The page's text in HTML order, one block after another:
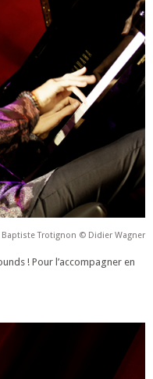
Baptiste Trotignon © Didier Wagner
! Pour l’accompagner en